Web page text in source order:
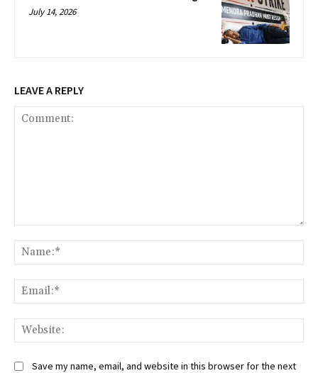
July 14, 2026
LEAVE A REPLY
Save my name, email, and website in this browser for the next